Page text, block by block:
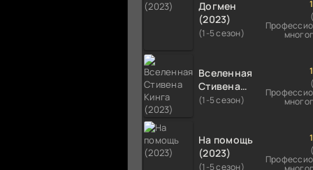
Догмен
(2023)
(1-5 сезон)
Вселенная
Стивена
Кинга
(1-5 сезон)
На помощь
(2023)
(1-5 сезон)